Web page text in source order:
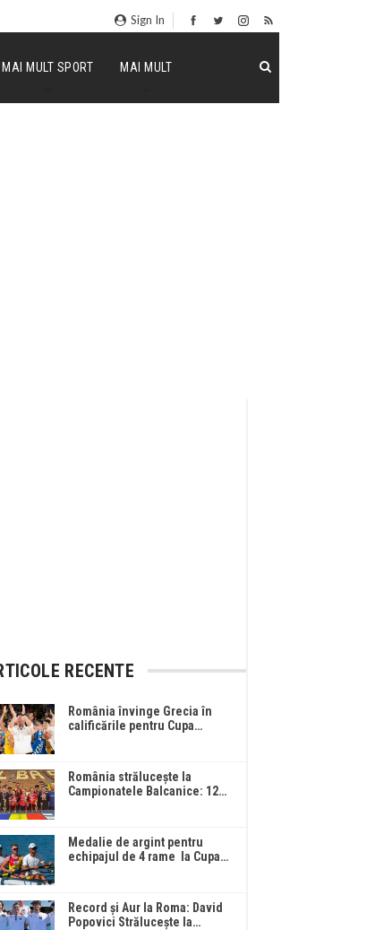
Sign In
MAI MULT SPORT MAI MULT
RECENTE
România învinge Grecia în
calificările pentru Cupa…
România strălucește la
Campionatele Balcanice: 12…
Medalie de argint pentru
echipajul de 4 rame la Cupa…
Record și Aur la Roma: David
Popovici Strălucește la…